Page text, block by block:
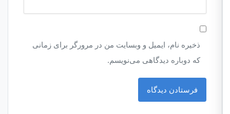
ذخیره نام، ایمیل و وبسایت من در مرورگر برای زمانی
که دوباره دیدگاهی می‌نویسم.